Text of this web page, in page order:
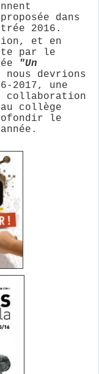
dans
2016.
et en
par le
"Un
nous devrions
2017, une
collaboration
collège
le